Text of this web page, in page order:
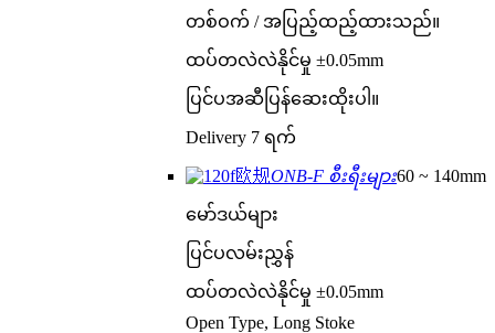
တစ်ဝက် / အပြည့်ထည့်ထားသည်။
ထပ်တလဲလဲနိုင်မှု ±0.05mm
ပြင်ပအဆီပြန်ဆေးထိုးပါ။
Delivery 7 ရက်
ONB-F စီးရီးများ60 ~ 140mm
မော်ဒယ်များ
ပြင်ပလမ်းညွှန်
ထပ်တလဲလဲနိုင်မှု ±0.05mm
Open Type, Long Stoke